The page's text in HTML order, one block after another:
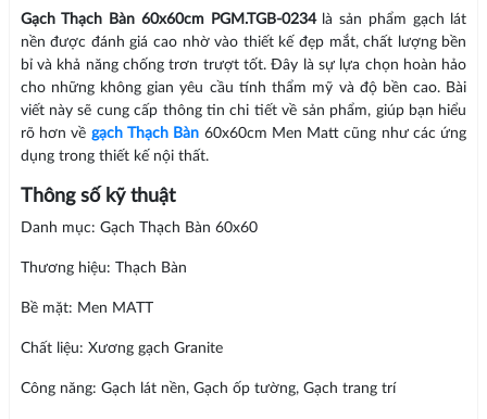
Gạch Thạch Bàn 60x60cm PGM.TGB-0234 là sản phẩm gạch lát
nền được đánh giá cao nhờ vào thiết kế đẹp mắt, chất lượng bền
bỉ và khả năng chống trơn trượt tốt. Đây là sự lựa chọn hoàn hảo
cho những không gian yêu cầu tính thẩm mỹ và độ bền cao. Bài
viết này sẽ cung cấp thông tin chi tiết về sản phẩm, giúp bạn hiểu
rõ hơn về gạch Thạch Bàn 60x60cm Men Matt cũng như các ứng
dụng trong thiết kế nội thất.
Thông số kỹ thuật
Danh mục: Gạch Thạch Bàn 60x60
Thương hiệu: Thạch Bàn
Bề mặt: Men MATT
Chất liệu: Xương gạch Granite
Công năng: Gạch lát nền, Gạch ốp tường, Gạch trang trí